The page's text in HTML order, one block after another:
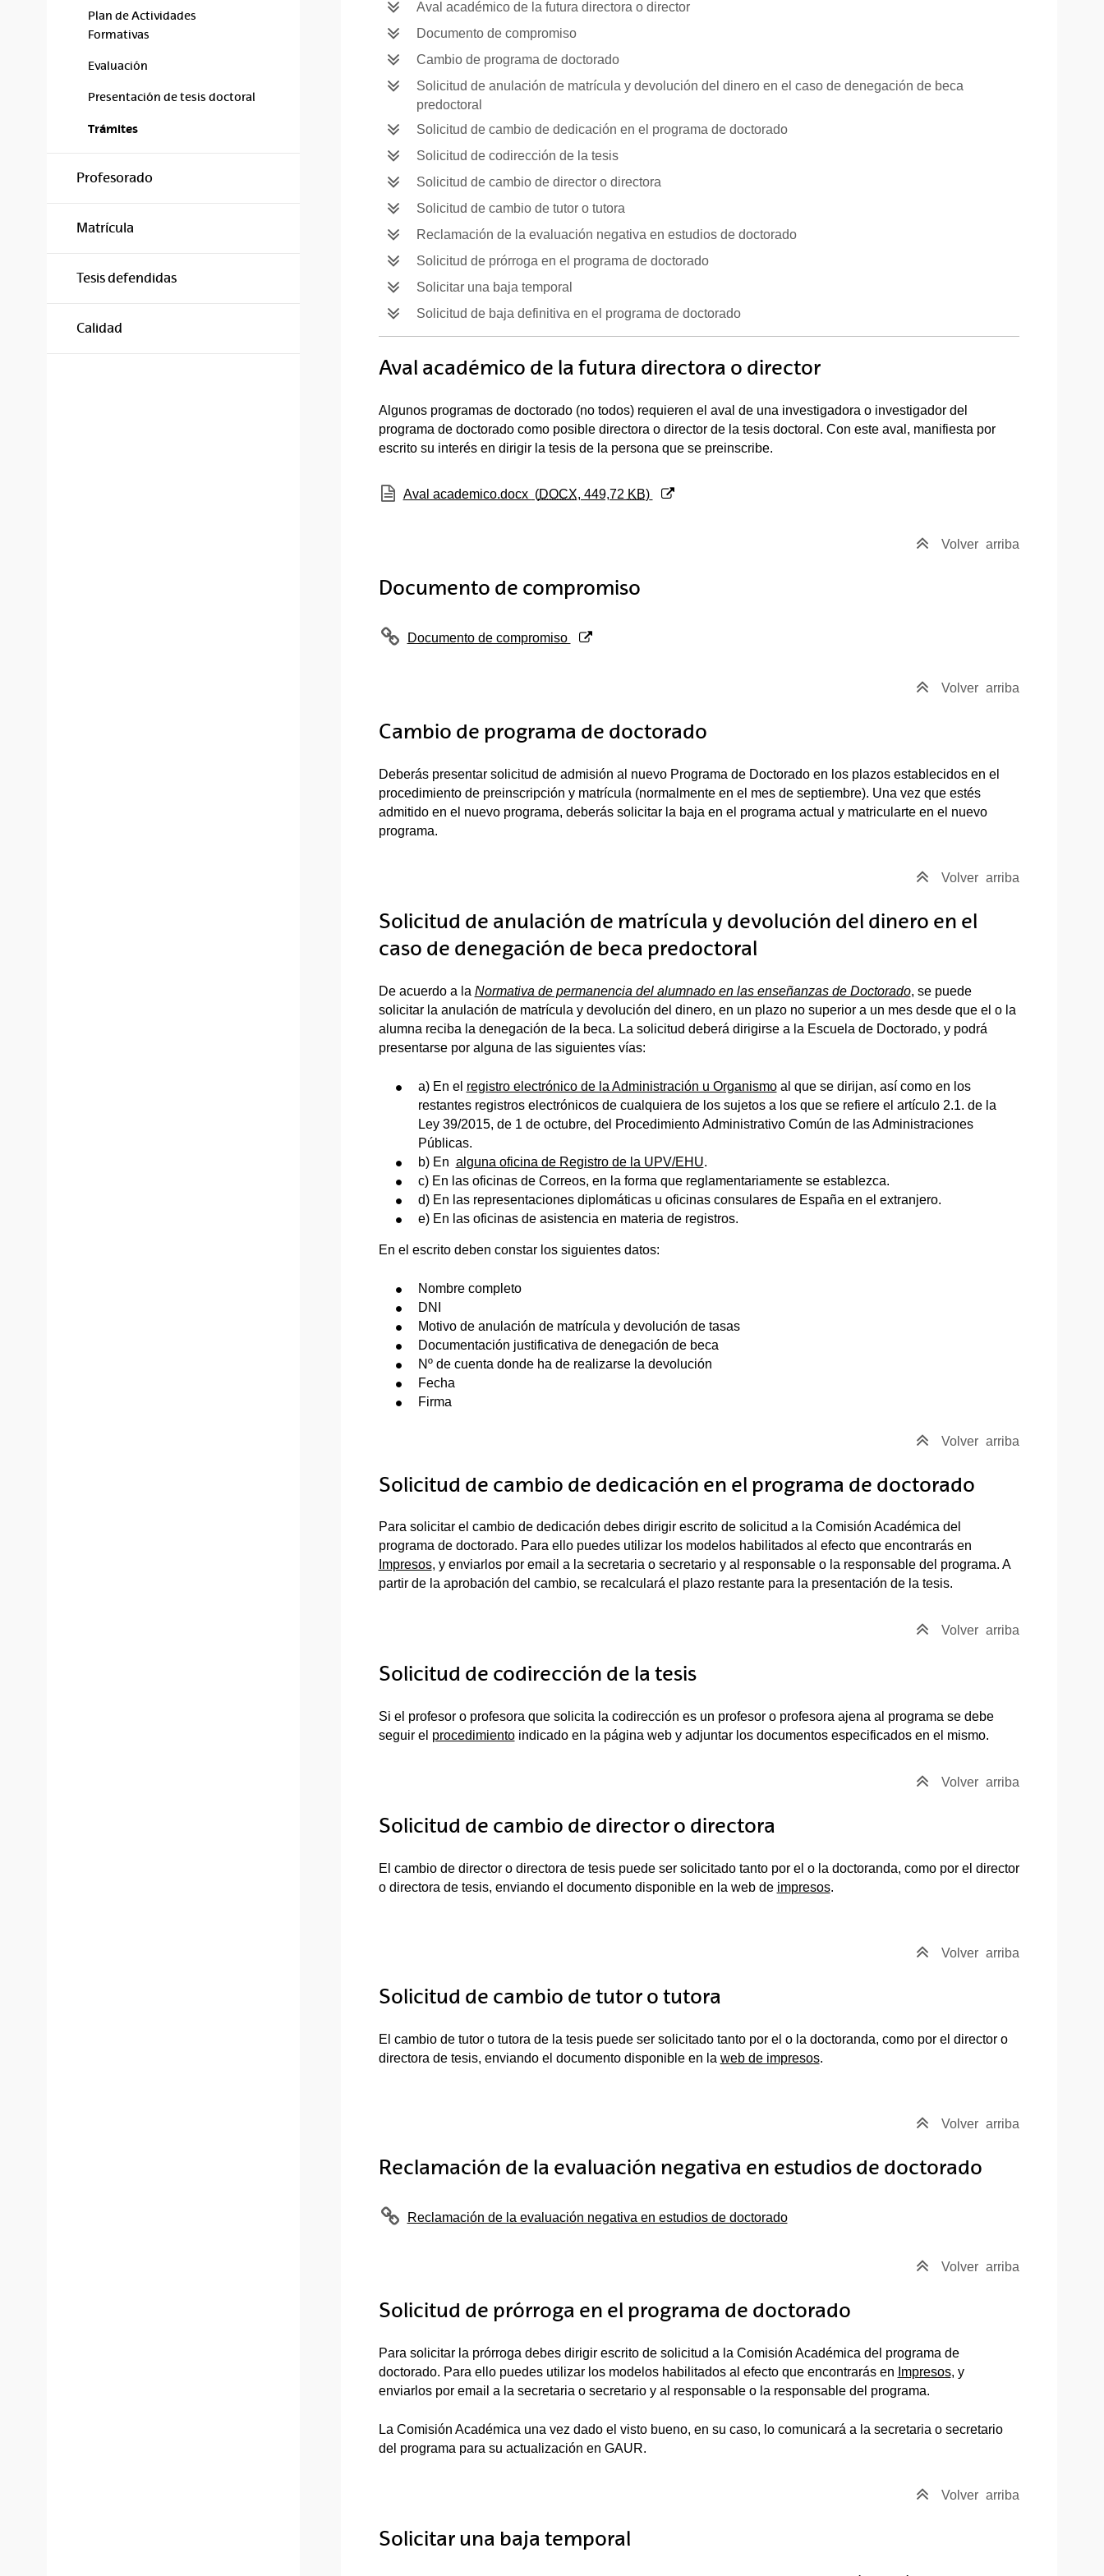
Plan de Actividades
Formativas
Evaluación
Presentación de tesis doctoral
Trámites
Profesorado
Matrícula
Tesis defendidas
Calidad
Aval académico de la futura directora o director
Documento de compromiso
Cambio de programa de doctorado
Solicitud de anulación de matrícula y devolución del dinero en el caso de denegación de beca
predoctoral
Solicitud de cambio de dedicación en el programa de doctorado
Solicitud de codirección de la tesis
Solicitud de cambio de director o directora
Solicitud de cambio de tutor o tutora
Reclamación de la evaluación negativa en estudios de doctorado
Solicitud de prórroga en el programa de doctorado
Solicitar una baja temporal
Solicitud de baja definitiva en el programa de doctorado
Aval académico de la futura directora o director
Algunos programas de doctorado (no todos) requieren el aval de una investigadora o investigador del
programa de doctorado como posible directora o director de la tesis doctoral. Con este aval, manifiesta por
escrito su interés en dirigir la tesis de la persona que se preinscribe.
(Abre una nueva ventana)
Aval academico.docx (DOCX, 449,72 KB)
Volver arriba
Documento de compromiso
(Abre una nueva ventana)
Documento de compromiso
Volver arriba
Cambio de programa de doctorado
Deberás presentar solicitud de admisión al nuevo Programa de Doctorado en los plazos establecidos en el
procedimiento de preinscripción y matrícula (normalmente en el mes de septiembre). Una vez que estés
admitido en el nuevo programa, deberás solicitar la baja en el programa actual y matricularte en el nuevo
programa.
Volver arriba
Solicitud de anulación de matrícula y devolución del dinero en el
caso de denegación de beca predoctoral
De acuerdo a la Normativa de permanencia del alumnado en las enseñanzas de Doctorado, se puede
solicitar la anulación de matrícula y devolución del dinero, en un plazo no superior a un mes desde que el o la
alumna reciba la denegación de la beca. La solicitud deberá dirigirse a la Escuela de Doctorado, y podrá
presentarse por alguna de las siguientes vías:
a) En el registro electrónico de la Administración u Organismoal que se dirijan, así como en los
restantes registros electrónicos de cualquiera de los sujetos a los que se refiere el artículo 2.1. de la
Ley 39/2015, de 1 de octubre, del Procedimiento Administrativo Común de las Administraciones
Públicas.
b) En alguna oficina de Registro de la UPV/EHU.
c) En las oficinas de Correos, en la forma que reglamentariamente se establezca.
d) En las representaciones diplomáticas u oficinas consulares de España en el extranjero.
e) En las oficinas de asistencia en materia de registros.
En el escrito deben constar los siguientes datos:
Nombre completo
DNI
Motivo de anulación de matrícula y devolución de tasas
Documentación justificativa de denegación de beca
Nº de cuenta donde ha de realizarse la devolución
Fecha
Firma
Volver arriba
Solicitud de cambio de dedicación en el programa de doctorado
Para solicitar el cambio de dedicación debes dirigir escrito de solicitud a la Comisión Académica del
programa de doctorado. Para ello puedes utilizar los modelos habilitados al efecto que encontrarás en
Impresos, y enviarlos por email a la secretaria o secretario y al responsable o la responsable del programa. A
partir de la aprobación del cambio, se recalculará el plazo restante para la presentación de la tesis.
Volver arriba
Solicitud de codirección de la tesis
Si el profesor o profesora que solicita la codirección es un profesor o profesora ajena al programa se debe
seguir el procedimientoindicado en la página web y adjuntar los documentos especificados en el mismo.
Volver arriba
Solicitud de cambio de director o directora
El cambio de director o directora de tesis puede ser solicitado tanto por el o la doctoranda, como por el director
o directora de tesis, enviando el documento disponible en la web de impresos.
Volver arriba
Solicitud de cambio de tutor o tutora
El cambio de tutor o tutora de la tesis puede ser solicitado tanto por el o la doctoranda, como por el director o
directora de tesis, enviando el documento disponible en la web de impresos.
Volver arriba
Reclamación de la evaluación negativa en estudios de doctorado
Reclamación de la evaluación negativa en estudios de doctorado
Volver arriba
Solicitud de prórroga en el programa de doctorado
Para solicitar la prórroga debes dirigir escrito de solicitud a la Comisión Académica del programa de
doctorado. Para ello puedes utilizar los modelos habilitados al efecto que encontrarás en Impresos, y
enviarlos por email a la secretaria o secretario y al responsable o la responsable del programa.
La Comisión Académica una vez dado el visto bueno, en su caso, lo comunicará a la secretaria o secretario
del programa para su actualización en GAUR.
Volver arriba
Solicitar una baja temporal